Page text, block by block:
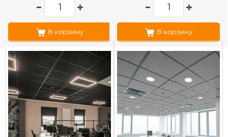
В корзину В корзину